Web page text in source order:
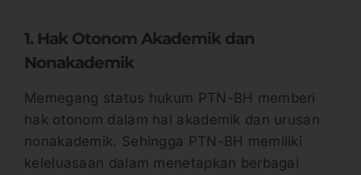
1. Hak Otonom Akademik dan
Nonakademik
Memegang status hukum PTN-BH memberi
hak otonom dalam hal akademik dan urusan
nonakademik. Sehingga PTN-BH memiliki
keleluasaan dalam menetapkan berbagai